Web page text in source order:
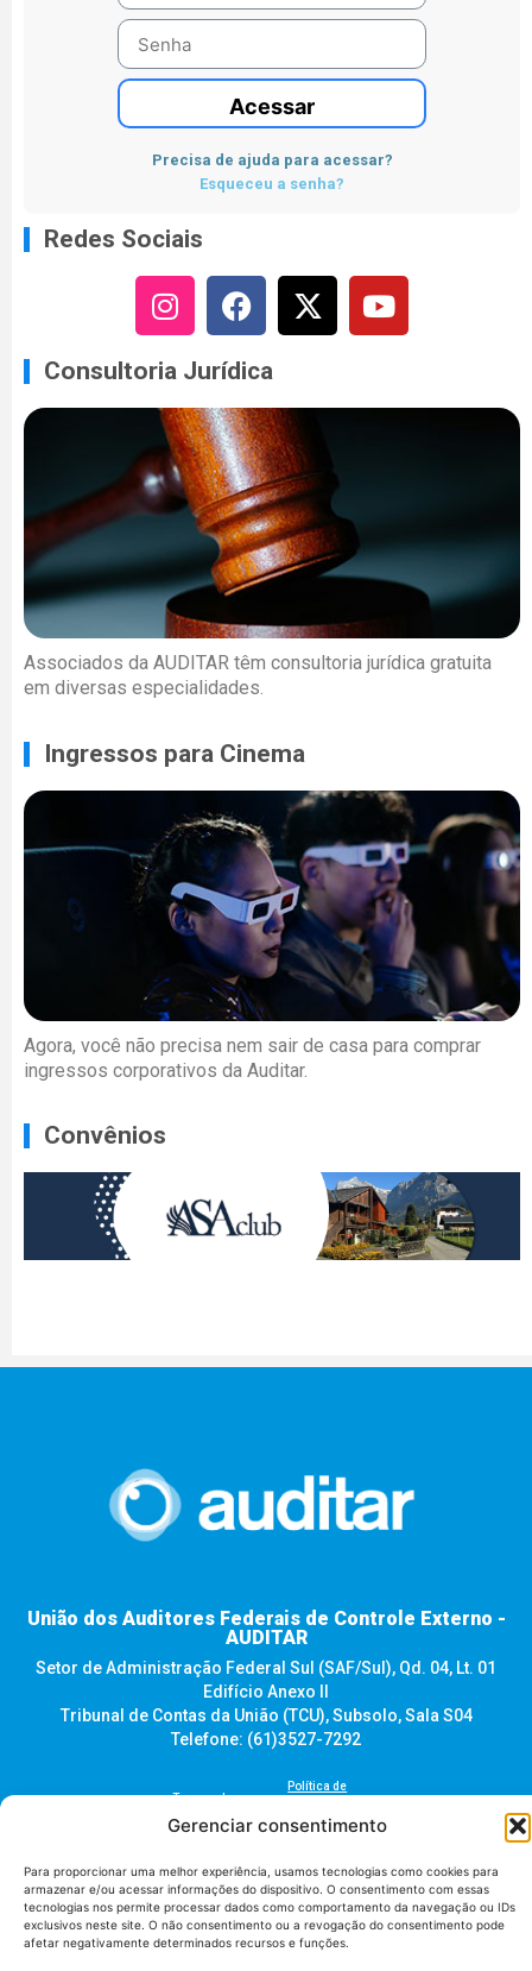
Gerenciar consentimento
Para proporcionar uma melhor experiência, usamos tecnologias como cookies para
armazenar e/ou acessar informações do dispositivo. O consentimento com essas
tecnologias nos permite processar dados como comportamento da navegação ou IDs
exclusivos neste site. O não consentimento ou a revogação do consentimento pode
afetar negativamente determinados recursos e funções.
Acessar
Precisa de ajuda para acessar?
Esqueceu a senha?
Redes Sociais
Consultoria Jurídica
Associados da AUDITAR têm consultoria jurídica gratuita
em diversas especialidades.
Ingressos para Cinema
Agora, você não precisa nem sair de casa para comprar
ingressos corporativos da Auditar.
Convênios
União dos Auditores Federais de Controle Externo -
AUDITAR
Setor de Administração Federal Sul (SAF/Sul), Qd. 04, Lt. 01
Edifício Anexo II
Tribunal de Contas da União (TCU), Subsolo, Sala S04
Telefone: (61)3527-7292
Termos de uso
Política de
AUDITAR todos os direitos reservados - 2026 |Fábrica de Código